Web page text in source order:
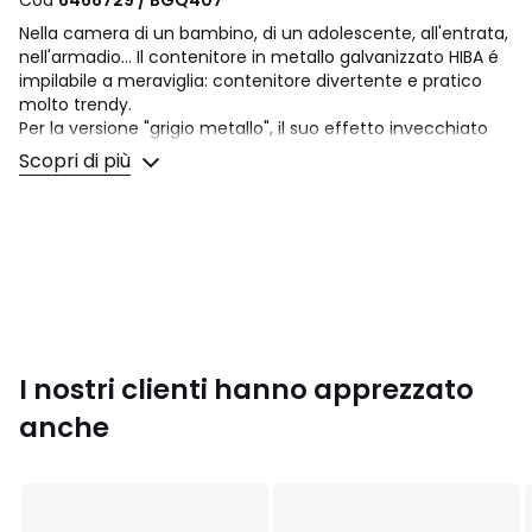
Nella camera di un bambino, di un adolescente, all'entrata,
nell'armadio... Il contenitore in metallo galvanizzato HIBA é
impilabile a meraviglia: contenitore divertente e pratico
molto trendy.
Per la versione "grigio metallo", il suo effetto invecchiato
rende ogni articolo unico con le proprie irregolarità che gli
conferiscono la sua singolarità.
• Larghezza: 33 cm
• Altezza: 30 cm
• Profondità: 36 cm
Scopri di più
I nostri clienti hanno apprezzato
anche